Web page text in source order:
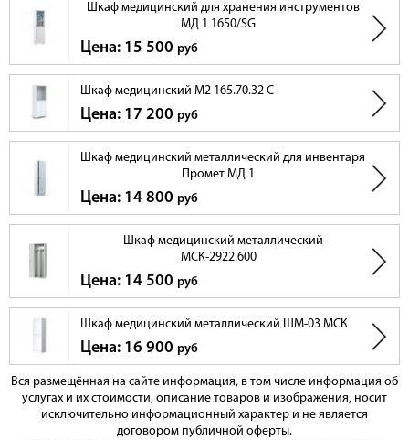
Шкаф медицинский для хранения инструментов
МД 1 1650/SG
Цена: 15 500 руб
Шкаф медицинский М2 165.70.32 С
Цена: 17 200 руб
Шкаф медицинский металлический для инвентаря
Промет МД 1
Цена: 14 800 руб
Шкаф медицинский металлический
МСК-2922.600
Цена: 14 500 руб
Шкаф медицинский металлический ШМ-03 МСК
Цена: 16 900 руб
Вся размещённая на сайте информация, в том числе информация об
услугах и их стоимости, описание товаров и изображения, носит
исключительно информационный характер и не является
договором публичной оферты.